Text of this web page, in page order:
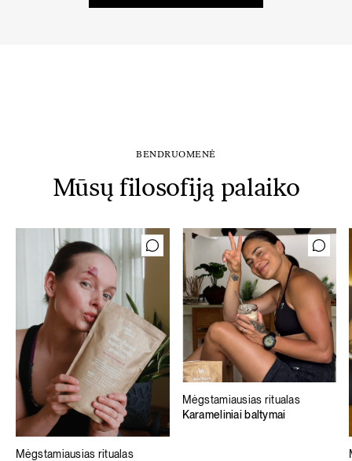
BENDRUOMENĖ
Mūsų filosofiją palaiko
Mėgstamiausias ritualas
Mėgstamiausias ritualas
Karameliniai baltymai